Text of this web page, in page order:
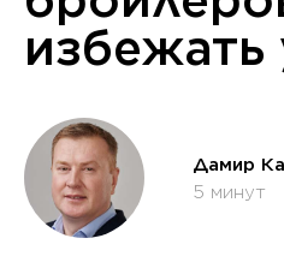
избежать
Дамир
5 минут